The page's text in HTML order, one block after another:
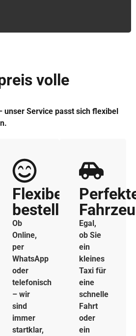
volle
unser Service passt sich flexibel
Flexibel
bestellen
Ob
Online,
per
WhatsApp
oder
telefonisch
– wir
sind
immer
startklar,
Egal,
ob Sie
ein
kleines
Taxi für
eine
schnelle
Fahrt
oder
ein